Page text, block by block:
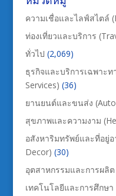
ความเชื่อและไลฟ์สไตล์
ท่องเที่ยวและบริการ
ทั่วไป (2,069)
ธุรกิจและบริการเฉพาะท
Services) (36)
ยานยนต์และขนส่ง
สุขภาพและความงาม
อสังหาริมทรัพย์และที่อยู่
Decor) (30)
อุตสาหกรรมและการผลิ
เทคโนโลยีและการศึกษา